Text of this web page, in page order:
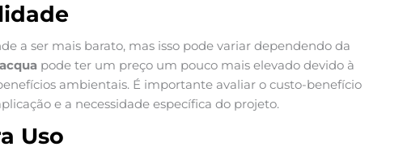
a ser mais barato, mas isso pode variar dependendo da
pode ter um preço um pouco mais elevado devido à
ambientais. É importante avaliar o custo-benefício
e a necessidade específica do projeto.
Uso